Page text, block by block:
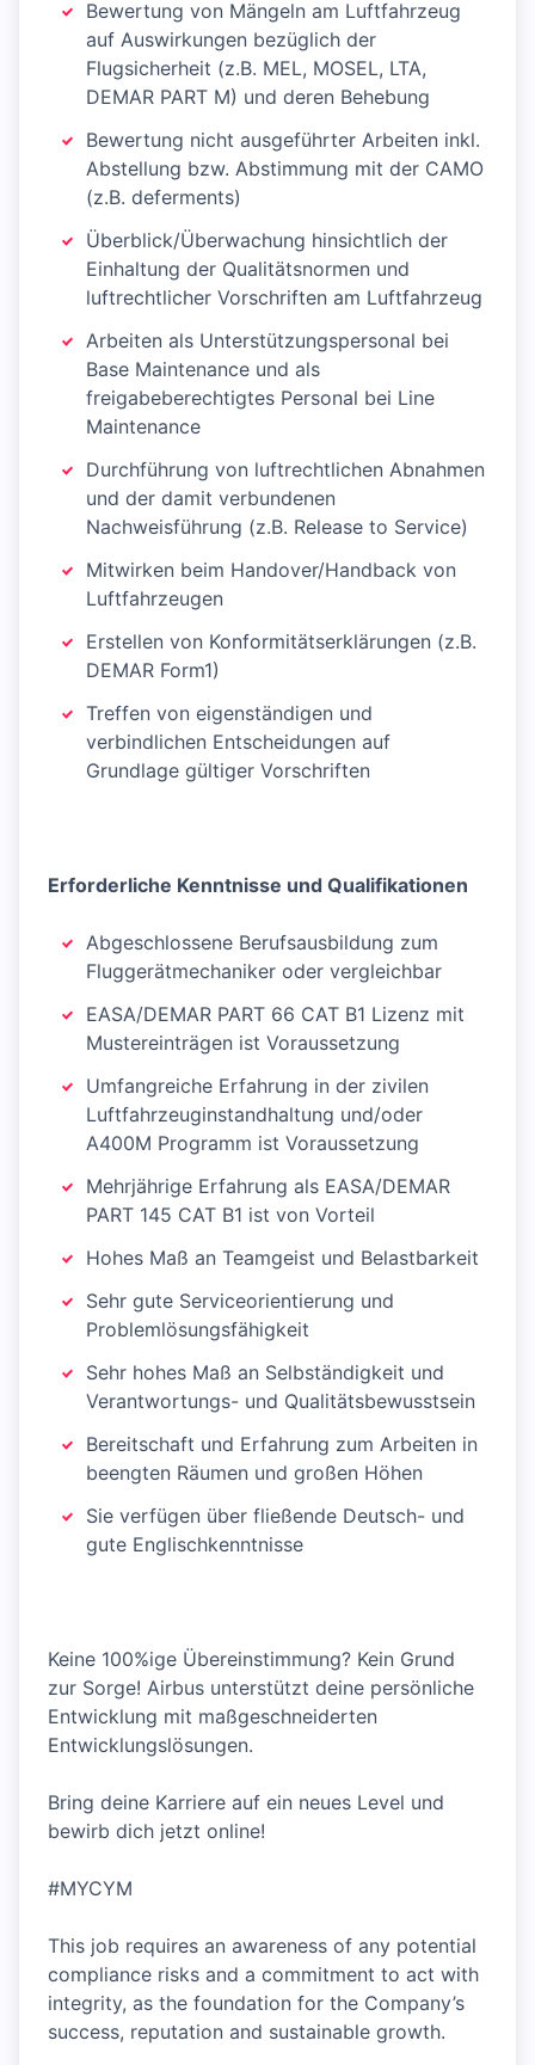
Bewertung von Mängeln am Luftfahrzeug
auf Auswirkungen bezüglich der
Flugsicherheit (z.B. MEL, MOSEL, LTA,
DEMAR PART M) und deren Behebung
Bewertung nicht ausgeführter Arbeiten inkl.
Abstellung bzw. Abstimmung mit der CAMO
(z.B. deferments)
Überblick/Überwachung hinsichtlich der
Einhaltung der Qualitätsnormen und
luftrechtlicher Vorschriften am Luftfahrzeug
Arbeiten als Unterstützungspersonal bei
Base Maintenance und als
freigabeberechtigtes Personal bei Line
Maintenance
Durchführung von luftrechtlichen Abnahmen
und der damit verbundenen
Nachweisführung (z.B. Release to Service)
Mitwirken beim Handover/Handback von
Luftfahrzeugen
Erstellen von Konformitätserklärungen (z.B.
DEMAR Form1)
Treffen von eigenständigen und
verbindlichen Entscheidungen auf
Grundlage gültiger Vorschriften
Erforderliche Kenntnisse und Qualifikationen
Abgeschlossene Berufsausbildung zum
Fluggerätmechaniker oder vergleichbar
EASA/DEMAR PART 66 CAT B1 Lizenz mit
Mustereinträgen ist Voraussetzung
Umfangreiche Erfahrung in der zivilen
Luftfahrzeuginstandhaltung und/oder
A400M Programm ist Voraussetzung
Mehrjährige Erfahrung als EASA/DEMAR
PART 145 CAT B1 ist von Vorteil
Hohes Maß an Teamgeist und Belastbarkeit
Sehr gute Serviceorientierung und
Problemlösungsfähigkeit
Sehr hohes Maß an Selbständigkeit und
Verantwortungs- und Qualitätsbewusstsein
Bereitschaft und Erfahrung zum Arbeiten in
beengten Räumen und großen Höhen
Sie verfügen über fließende Deutsch- und
gute Englischkenntnisse
Keine 100%ige Übereinstimmung? Kein Grund
zur Sorge! Airbus unterstützt deine persönliche
Entwicklung mit maßgeschneiderten
Entwicklungslösungen.
Bring deine Karriere auf ein neues Level und
bewirb dich jetzt online!
#MYCYM
This job requires an awareness of any potential
compliance risks and a commitment to act with
integrity, as the foundation for the Company’s
success, reputation and sustainable growth.